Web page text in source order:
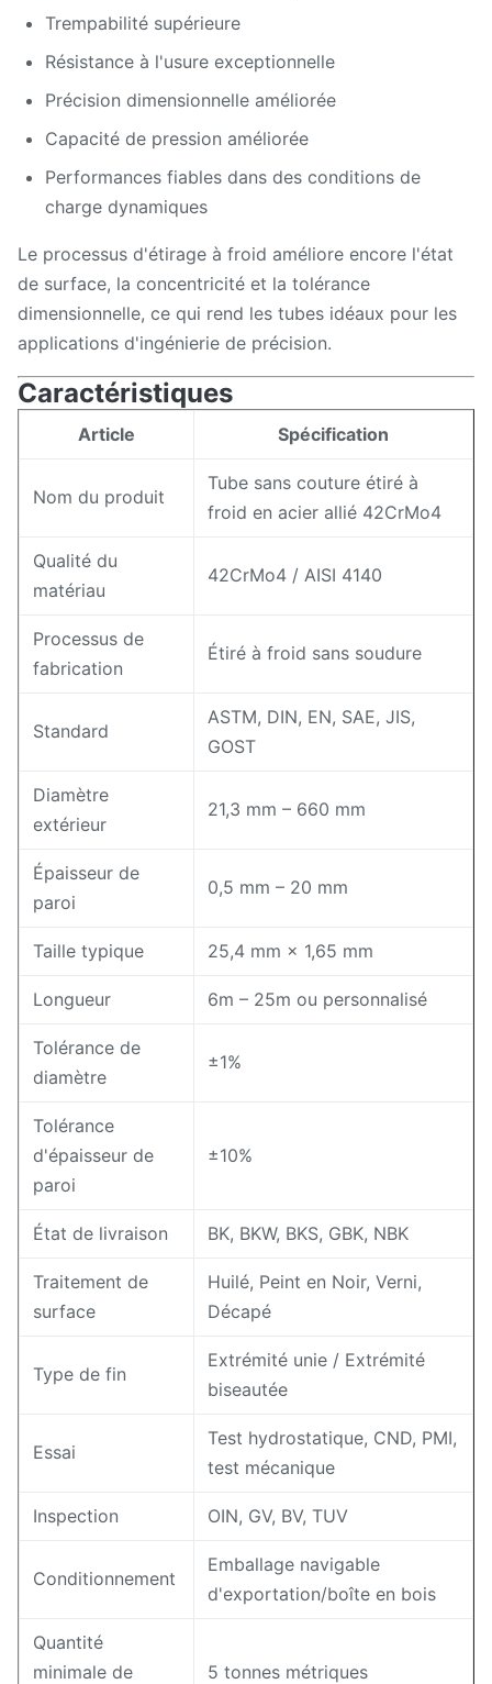
Trempabilité supérieure
Résistance à l'usure exceptionnelle
Précision dimensionnelle améliorée
Capacité de pression améliorée
Performances fiables dans des conditions de
charge dynamiques
Le processus d'étirage à froid améliore encore l'état
de surface, la concentricité et la tolérance
dimensionnelle, ce qui rend les tubes idéaux pour les
applications d'ingénierie de précision.
Caractéristiques
Article Spécification
Nom du produit
Tube sans couture étiré à
froid en acier allié 42CrMo4
Qualité du
matériau
42CrMo4 / AISI 4140
Processus de
fabrication
Étiré à froid sans soudure
Standard
ASTM, DIN, EN, SAE, JIS,
GOST
Diamètre
extérieur
21,3 mm – 660 mm
Épaisseur de
paroi
0,5 mm – 20 mm
Taille typique 25,4 mm × 1,65 mm
Longueur 6m – 25m ou personnalisé
Tolérance de
diamètre
±1%
Tolérance
d'épaisseur de
paroi
±10%
État de livraison BK, BKW, BKS, GBK, NBK
Traitement de
surface
Huilé, Peint en Noir, Verni,
Décapé
Type de fin
Extrémité unie / Extrémité
biseautée
Essai
Test hydrostatique, CND, PMI,
test mécanique
Inspection OIN, GV, BV, TUV
Conditionnement
Emballage navigable
d'exportation/boîte en bois
Quantité
minimale de
5 tonnes métriques